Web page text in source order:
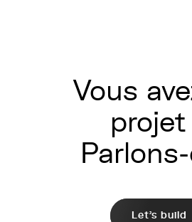
Vous
projet
Let's build